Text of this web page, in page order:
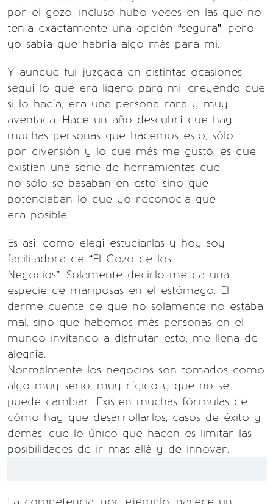
por el gozo, incluso hubo veces en las que no
tenía exactamente una opción “segura”, pero
yo sabía que habría algo más para mi.
Y aunque fui juzgada en distintas ocasiones,
seguí lo que era ligero para mi, creyendo que
si lo hacía, era una persona rara y muy
aventada. Hace un año descubrí que hay
muchas personas que hacemos esto, sólo
por diversión y lo que más me gustó, es que
existían una serie de herramientas que
no sólo se basaban en esto, sino que
potenciaban lo que yo reconocía que
era posible.
Es así, como elegí estudiarlas y hoy soy
facilitadora de “El Gozo de los
Negocios”. Solamente decirlo me da una
especie de mariposas en el estómago. El
darme cuenta de que no solamente no estaba
mal, sino que habemos más personas en el
mundo invitando a disfrutar esto, me llena de
alegría.
Normalmente los negocios son tomados como
algo muy serio, muy rígido y que no se
puede cambiar. Existen muchas fórmulas de
cómo hay que desarrollarlos, casos de éxito y
demás, que lo único que hacen es limitar las
posibilidades de ir más allá y de innovar.